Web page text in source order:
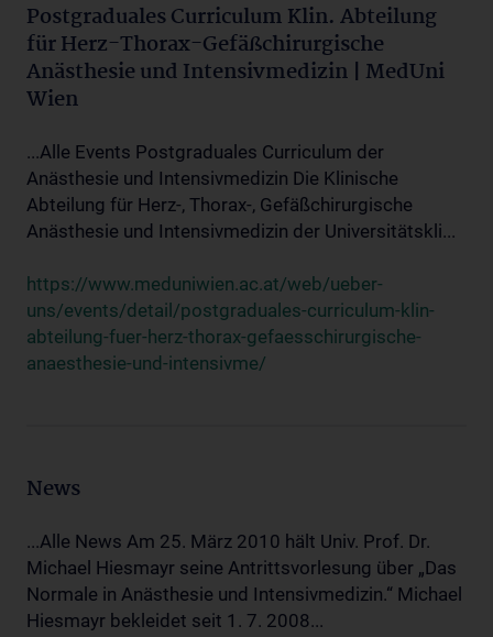
Postgraduales Curriculum Klin. Abteilung
für Herz-Thorax-Gefäßchirurgische
Anästhesie und Intensivmedizin | MedUni
Wien
...Alle Events Postgraduales Curriculum der
Anästhesie und Intensivmedizin Die Klinische
Abteilung für Herz-, Thorax-, Gefäßchirurgische
Anästhesie und Intensivmedizin der Universitätskli...
https://www.meduniwien.ac.at/web/ueber-
uns/events/detail/postgraduales-curriculum-klin-
abteilung-fuer-herz-thorax-gefaesschirurgische-
anaesthesie-und-intensivme/
News
...Alle News Am 25. März 2010 hält Univ. Prof. Dr.
Michael Hiesmayr seine Antrittsvorlesung über „Das
Normale in Anästhesie und Intensivmedizin.“ Michael
Hiesmayr bekleidet seit 1. 7. 2008...